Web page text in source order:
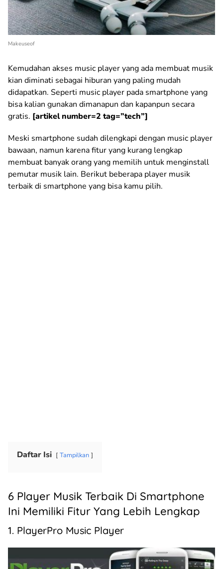
Makeuseof
Kemudahan akses music player yang ada membuat musik
kian diminati sebagai hiburan yang paling mudah
didapatkan. Seperti music player pada smartphone yang
bisa kalian gunakan dimanapun dan kapanpun secara
gratis. [artikel number=2 tag=”tech”]
Meski smartphone sudah dilengkapi dengan music player
bawaan, namun karena fitur yang kurang lengkap
membuat banyak orang yang memilih untuk menginstall
pemutar musik lain. Berikut beberapa player musik
terbaik di smartphone yang bisa kamu pilih.
Daftar Isi Tampilkan
6 Player Musik Terbaik Di Smartphone
Ini Memiliki Fitur Yang Lebih Lengkap
1. PlayerPro Music Player